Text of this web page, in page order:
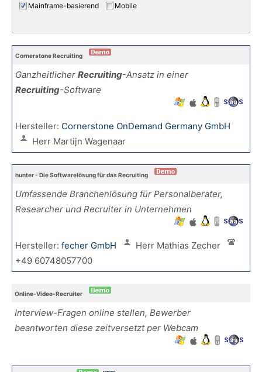
Mainframe-basierend
Mobile
Cornerstone Recruiting
Ganzheitlicher Recruiting-Ansatz in einer
Recruiting-Software
Hersteller: Cornerstone OnDemand Germany GmbH
Herr Martijn Wagenaar
hunter - Die Softwarelösung für das Recruiting
Umfassende Branchenlösung für Personalberater,
Researcher und Recruiter in Unternehmen
Hersteller: fecher GmbH
Herr Mathias Zecher
+49 60748057700
Online-Video-Recruiter
Interview-Fragen online stellen, Bewerber
beantworten diese zeitversetzt per Webcam